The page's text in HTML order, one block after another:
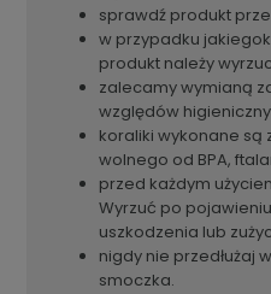
sprawdź produkt
w przypadku
produkt należy
zalecamy wymianą
względów
koraliki wykonane są
wolnego od BPA,
przed każdym
Wyrzuć po
uszkodzenia lub
nigdy nie przedłużaj
smoczka.